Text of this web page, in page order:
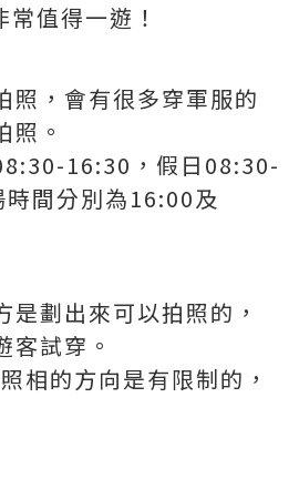
值得一遊！
照，會有很多穿軍服的
照。
16:30，假日08:30-
間分別為16:00及
是劃出來可以拍照的，
客試穿。
相的方向是有限制的，